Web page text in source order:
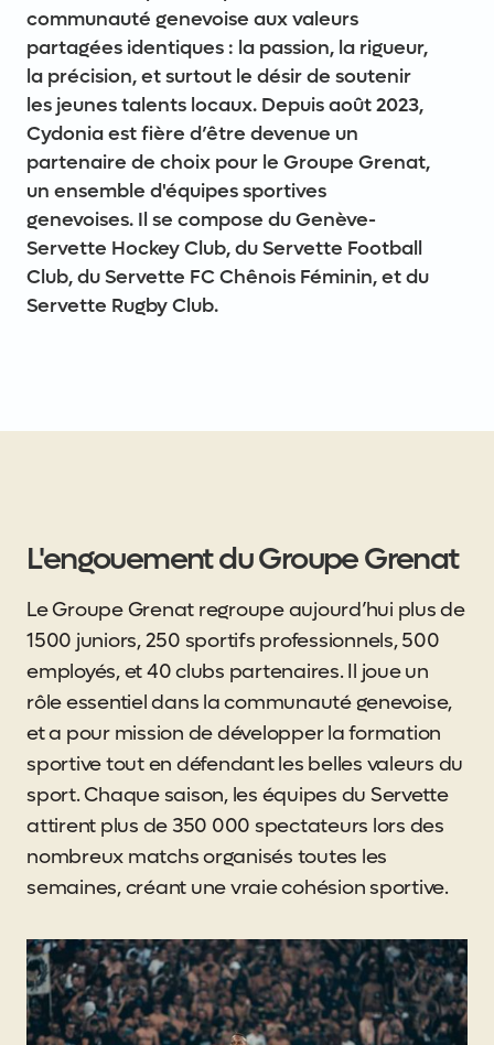
communauté genevoise aux valeurs
partagées identiques : la passion, la rigueur,
la précision, et surtout le désir de soutenir
les jeunes talents locaux. Depuis août 2023,
Cydonia est fière d’être devenue un
partenaire de choix pour le Groupe Grenat,
un ensemble d'équipes sportives
genevoises. Il se compose du Genève-
Servette Hockey Club, du Servette Football
Club, du Servette FC Chênois Féminin, et du
Servette Rugby Club.
L'engouement du Groupe Grenat
Le Groupe Grenat regroupe aujourd’hui plus de
1500 juniors, 250 sportifs professionnels, 500
employés, et 40 clubs partenaires. Il joue un
rôle essentiel dans la communauté genevoise,
et a pour mission de développer la formation
sportive tout en défendant les belles valeurs du
sport. Chaque saison, les équipes du Servette
attirent plus de 350 000 spectateurs lors des
nombreux matchs organisés toutes les
semaines, créant une vraie cohésion sportive.